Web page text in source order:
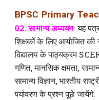
BPSC Primary
02. सामान्य अध्ययन: यह
शिक्षकों के लिए आयोजित
विद्यालय के पाठ्यक्रम
गणित, मानसिक क्षमता,
सामान्य विज्ञान, भारतीय
पर्यावरण के प्रश्न पूछे जायेंगे.